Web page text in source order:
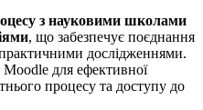
з науковими школами
, що забезпечує поєднання
дослідженнями.
для ефективної
процесу та доступу до